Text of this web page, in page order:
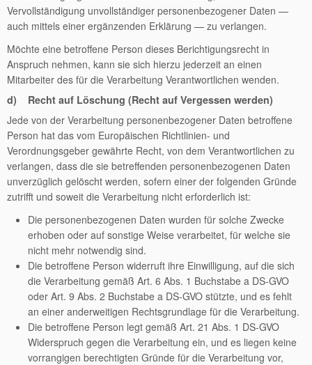
Vervollständigung unvollständiger personenbezogener Daten —
auch mittels einer ergänzenden Erklärung — zu verlangen.
Möchte eine betroffene Person dieses Berichtigungsrecht in
Anspruch nehmen, kann sie sich hierzu jederzeit an einen
Mitarbeiter des für die Verarbeitung Verantwortlichen wenden.
d) Recht auf Löschung (Recht auf Vergessen werden)
Jede von der Verarbeitung personenbezogener Daten betroffene
Person hat das vom Europäischen Richtlinien- und
Verordnungsgeber gewährte Recht, von dem Verantwortlichen zu
verlangen, dass die sie betreffenden personenbezogenen Daten
unverzüglich gelöscht werden, sofern einer der folgenden Gründe
zutrifft und soweit die Verarbeitung nicht erforderlich ist:
Die personenbezogenen Daten wurden für solche Zwecke
erhoben oder auf sonstige Weise verarbeitet, für welche sie
nicht mehr notwendig sind.
Die betroffene Person widerruft ihre Einwilligung, auf die sich
die Verarbeitung gemäß Art. 6 Abs. 1 Buchstabe a DS-GVO
oder Art. 9 Abs. 2 Buchstabe a DS-GVO stützte, und es fehlt
an einer anderweitigen Rechtsgrundlage für die Verarbeitung.
Die betroffene Person legt gemäß Art. 21 Abs. 1 DS-GVO
Widerspruch gegen die Verarbeitung ein, und es liegen keine
vorrangigen berechtigten Gründe für die Verarbeitung vor,